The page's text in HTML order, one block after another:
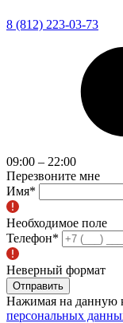
8 (812) 223-03-73
09:00 – 22:00
Перезвоните мне
Имя*
Необходимое поле
Телефон*
Неверный формат
Отправить
Нажимая на данную
персональных